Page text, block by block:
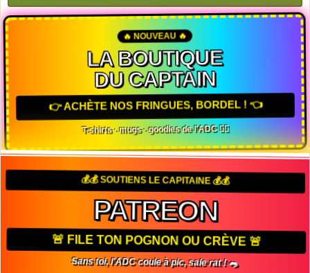
🔥 NOUVEAU 🔥
LA BOUTIQUE
DU CAPTAIN
👉 ACHÈTE NOS FRINGUES, BORDEL ! 👈
T-shirts · mugs · goodies de l'ADC 🏴‍☠️
💰💰 SOUTIENS LE CAPITAINE 💰💰
PATREON
🚨 FILE TON POGNON OU CRÈVE 🚨
Sans toi, l'ADC coule à pic, sale rat ! 🐀